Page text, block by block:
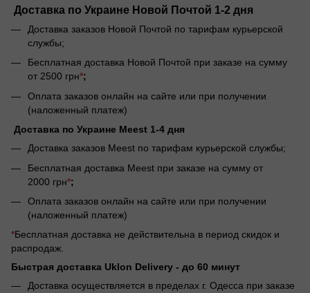
Доставка по Украине Новой Почтой 1-2 дня
Доставка заказов Новой Почтой по тарифам курьерской
службы;
Бесплатная доставка Новой Почтой при заказе на сумму
от 2500 грн*;
Оплата заказов онлайн на сайте или при получении
(наложенный платеж)
Доставка по Украине Meest 1-4 дня
Доставка заказов Meest по тарифам курьерской службы;
Бесплатная доставка Meest при заказе на сумму от
2000 грн*;
Оплата заказов онлайн на сайте или при получении
(наложенный платеж)
*Бесплатная доставка не действительна в период скидок и
распродаж.
Быстрая доставка Uklon Delivery - до 60 минут
Доставка осуществляется в пределах г. Одесса при заказе